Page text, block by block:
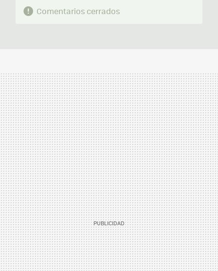
Comentarios cerrados